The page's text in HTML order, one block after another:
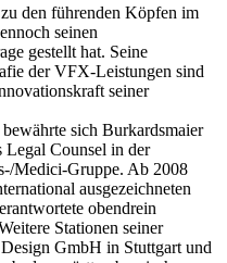
den führenden Köpfen im
seinen
gestellt hat. Seine
der VFX-Leistungen sind
seiner
sich Burkardsmaier
Counsel in der
Medici-Gruppe. Ab 2008
ausgezeichneten
obendrein
Stationen seiner
GmbH in Stuttgart und